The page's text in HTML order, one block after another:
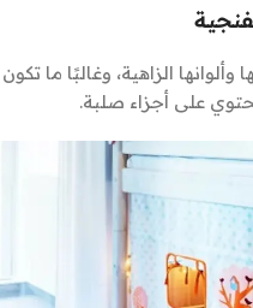
وألوانها الزاهية، وغالبًا ما
تحتوي على أجزاء صلبة.